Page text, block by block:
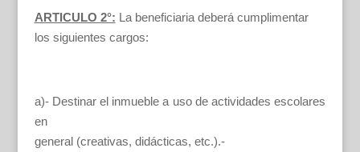
ARTICULO 2°: La beneficiaria deberá cumplimentar
los siguientes cargos:
a)- Destinar el inmueble a uso de actividades escolares
en
general (creativas, didácticas, etc.).-